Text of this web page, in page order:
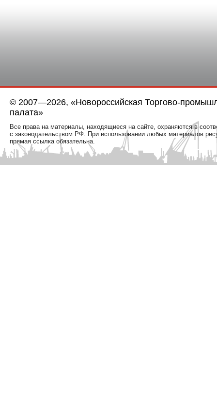
© 2007—2026, «Новороссийская Торгово-
палата»
Все права на материалы, находящиеся на сайте, охраняются в
с законодательством РФ. При использовании любых материалов
прямая ссылка обязательна.